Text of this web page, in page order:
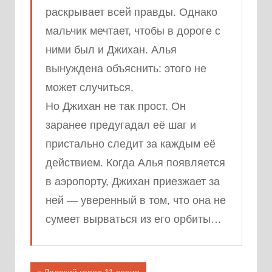
раскрывает всей правды. Однако
мальчик мечтает, чтобы в дороге с
ними был и Джихан. Алья
вынуждена объяснить: этого не
может случиться.
Но Джихан не так прост. Он
заранее предугадал её шаг и
пристально следит за каждым её
действием. Когда Алья появляется
в аэропорту, Джихан приезжает за
ней — уверенный в том, что она не
сумеет вырваться из его орбиты…